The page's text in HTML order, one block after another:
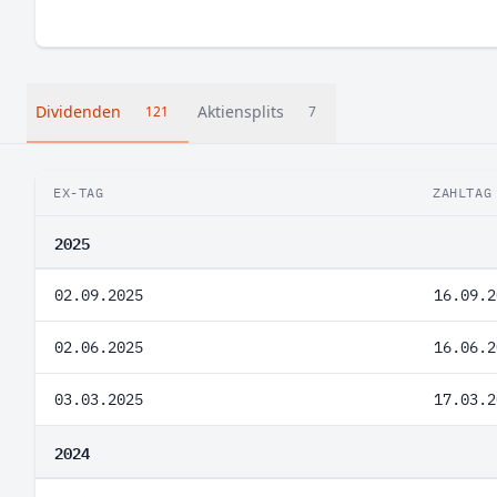
Dividenden 121 Aktiensplits 7
EX-TAG ZAHLTAG
2025
02.09.2025
02.06.2025
03.03.2025
2024